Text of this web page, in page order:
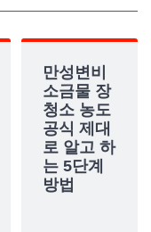
만성변비
소금물 장
청소 농도
공식 제대
로 알고 하
는 5단계
방법